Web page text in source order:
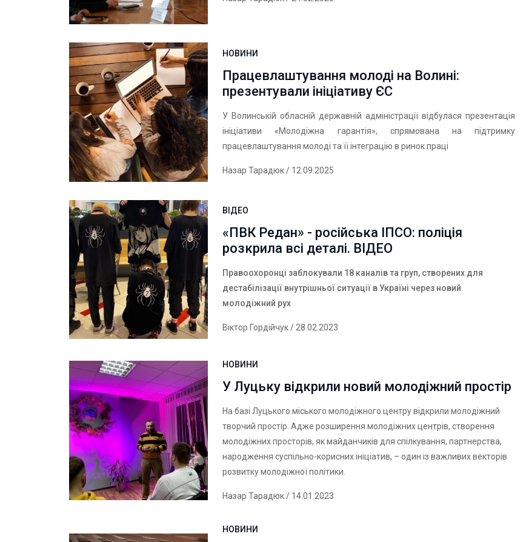
НОВИНИ
Працевлаштування молоді на Волині:
презентували ініціативу ЄС
У Волинській обласній державній адміністрації відбулася презентація
ініціативи «Молодіжна гарантія», спрямована на підтримку
працевлаштування молоді та її інтеграцію в ринок праці
Назар Тарадюк/ 12.09.2025
ВІДЕО
«ПВК Редан» - російська ІПСО: поліція
розкрила всі деталі. ВІДЕО
Правоохоронці заблокували 18 каналів та груп, створених для
дестабілізації внутрішньої ситуації в Україні через новий
молодіжний рух
Віктор Гордійчук/ 28.02.2023
НОВИНИ
У Луцьку відкрили новий молодіжний простір
На базі Луцького міського молодіжного центру відкрили молодіжний
творчий простір. Адже розширення молодіжних центрів, створення
молодіжних просторів, як майданчиків для спілкування, партнерства,
народження суспільно-корисних ініціатив, – один із важливих векторів
розвитку молодіжної політики.
Назар Тарадюк/ 14.01.2023
НОВИНИ